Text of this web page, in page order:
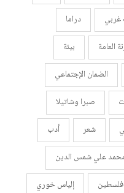
غربي
دراما
العامة
بيئة
الضمان الإجتماعي
صبرا وشاتيلا
شعر
أدب
علي شمس الدين
فلسطين
إلياس خوري